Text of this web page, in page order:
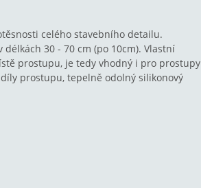
celého stavebního detailu.
30 - 70 cm (po 10cm). Vlastní
prostupu, je tedy vhodný i pro prostupy
prostupu, tepelně odolný silikonový